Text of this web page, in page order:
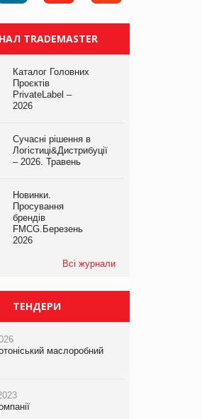
TRADEMASTER
Каталог Головних
Проєктів
PrivateLabel –
2026
Сучасні рішення в
Логістиці&Дистрибуції
– 2026. Травень
Новинки.
Просування
брендів
FMCG.Березень
2026
Всі журнали
ТЕНДЕРИ
маслоробний